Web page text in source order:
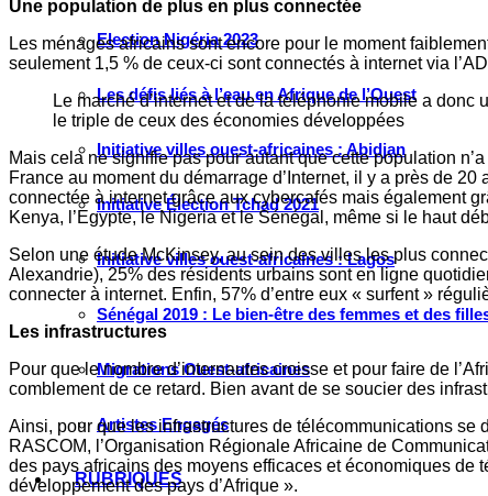
Election Nigéria 2023
Les défis liés à l’eau en Afrique de l’Ouest
Initiative villes ouest-africaines : Abidjan
Initiative Élection Tchad 2021
Initiative villes ouest-africaines : Lagos
Sénégal 2019 : Le bien-être des femmes et des
Migrations Ouest-africaines
Artistes Engagés
RUBRIQUES
Une population de plus en plus connectée
Les ménages africains sont encore pour le moment
seulement 1,5 % de ceux-ci sont connectés à internet via
Le marché d’internet et de la téléphonie mobile a
le triple de ceux des économies développées
Mais cela ne signifie pas pour autant que cette population
France au moment du démarrage d’Internet, il y a près de
connectée à internet grâce aux cybercafés mais également
Kenya, l’Egypte, le Nigeria et le Sénégal, même si le haut
Selon une étude McKinsey, au sein des villes les plus
Alexandrie), 25% des résidents urbains sont en ligne
connecter à internet. Enfin, 57% d’entre eux « surfent »
Les infrastructures
Pour que le nombre d’internautes croisse et pour faire de
comblement de ce retard. Bien avant de se soucier des
Ainsi, pour que les infrastructures de télécommunications
RASCOM, l’Organisation Régionale Africaine de
des pays africains des moyens efficaces et économiques
développement des pays d’Afrique ».